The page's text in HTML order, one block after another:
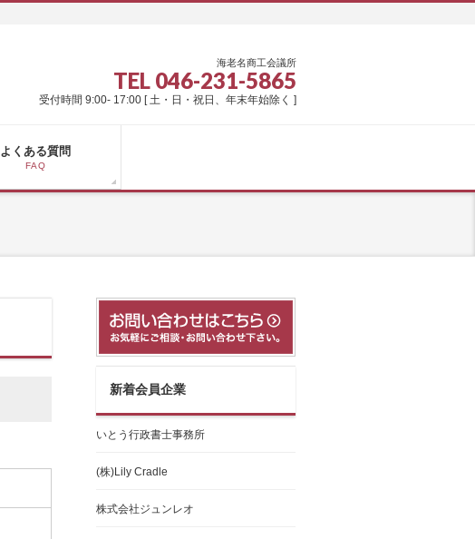
海老名商工会議所
TEL 046-231-5865
受付時間 9:00- 17:00 [ 土・日・祝日、年末年始除く ]
よくある質問
FAQ
新着会員企業
いとう行政書士事務所
(株)Lily Cradle
株式会社ジュンレオ